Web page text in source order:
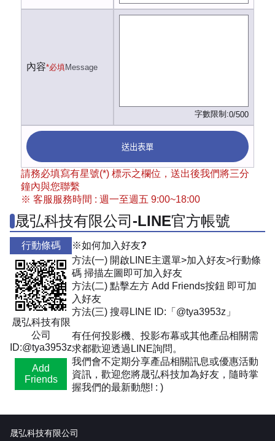
內容*必填Message
字數限制:0/500
送出表單
請務必填寫有星號(*) 標示之欄位，送出後我們將三分
鐘內與您聯繫
※ 客服服務時間 : 週一至週五 9:00~18:00
晟弘科技有限公司-LINE官方帳號
行動條碼
晟弘科技有限
公司
ID:@tya3953z
Add
Friends
※如何加入好友?
方法(一) 開啟LINE主選單>加入好友>行動條
碼 掃描左圖即可加入好友
方法(二) 點擊左方 Add Friends按鈕 即可加
入好友
方法(三) 搜尋LINE ID:「@tya3953z」
有任何投影機、投影布幕或其他產品相關需
求都歡迎透過LINE詢問。
我們會不定期分享產品相關訊息或優惠活動
資訊，歡迎您將晟弘科技加為好友，隨時掌
握我們的最新動態! : )
晟弘科技有限公司